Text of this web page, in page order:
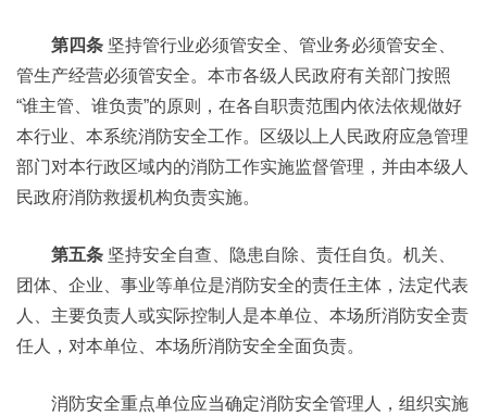
第四条 坚持管行业必须管安全、管业务必须管安全、
管生产经营必须管安全。本市各级人民政府有关部门按照
“谁主管、谁负责”的原则，在各自职责范围内依法依规做好
本行业、本系统消防安全工作。区级以上人民政府应急管理
部门对本行政区域内的消防工作实施监督管理，并由本级人
民政府消防救援机构负责实施。
第五条 坚持安全自查、隐患自除、责任自负。机关、
团体、企业、事业等单位是消防安全的责任主体，法定代表
人、主要负责人或实际控制人是本单位、本场所消防安全责
任人，对本单位、本场所消防安全全面负责。
消防安全重点单位应当确定消防安全管理人，组织实施